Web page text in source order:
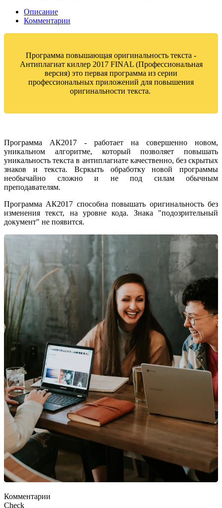
Описание
Комментарии
Программа повышающая оригинальность текста -
Антиплагиат киллер 2017 FINAL (Профессиональная
версия) это первая программа из серии
профессиональных приложений для повышения
оригинальности текста.
Программа АК2017 - работает на совершенно новом,
уникальном алгоритме, который позволяет повышать
уникальность текста в антиплагиате качественно, без скрытых
знаков и текста. Всркыть обработку новой программы
необычайно сложно и не под силам обычным
преподавателям.
Программа АК2017 способна повышать оригинальность без
изменения текст, на уровне кода. Знака "подозрительный
документ" не появится.
Комментарии
Check